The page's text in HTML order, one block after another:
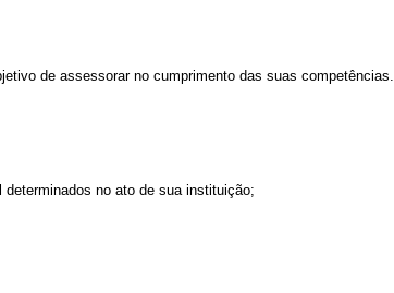
de assessorar no cumprimento das suas competências.
no ato de sua instituição;